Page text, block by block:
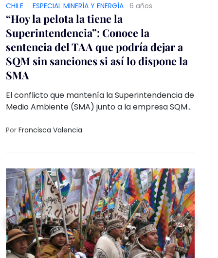
CHILE · ESPECIAL MINERÍA Y ENERGÍA 6 años
“Hoy la pelota la tiene la
Superintendencia”: Conoce la
sentencia del TAA que podría dejar a
SQM sin sanciones si así lo dispone la
SMA
El conflicto que mantenía la Superintendencia de
Medio Ambiente (SMA) junto a la empresa SQM
Atacama y el Consejo de Pueblos Atacameños
encontró una sentencia bastante favorable
para SQM en el Tribunal Ambiental de
Antofagasta (TAA), que pese a “reanudar el
proceso sancionatorio”, no plantea dictar
sanciones aún.
Por Francisca Valencia